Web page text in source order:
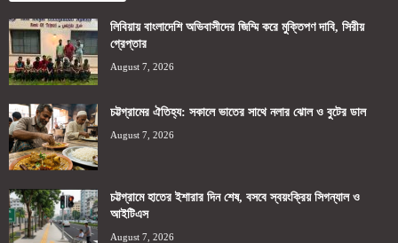
লিবিয়ায় বাংলাদেশি অভিবাসীদের জিম্মি করে মুক্তিপণ দাবি, সিরীয়
গ্রেপ্তার
August 7, 2026
চট্টগ্রামের ঐতিহ্য: সকালে ভাতের সাথে নলার ঝোল ও বুটের ডাল
August 7, 2026
চট্টগ্রামে হাতের ইশারার দিন শেষ, বসবে স্বয়ংক্রিয় সিগন্যাল ও
আইটিএস
August 7, 2026